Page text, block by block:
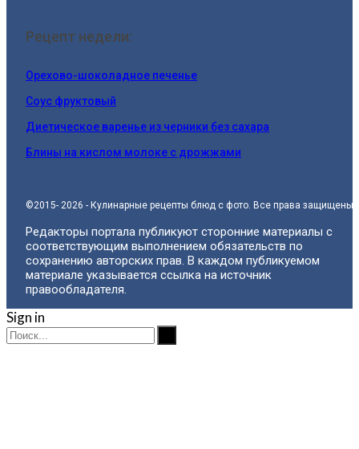
Рецепт недели:
Орехово-шоколадное печенье
Соус фруктовый
Диетическое варенье из черники без сахара
Блины на кислом молоке с дрожжами
©2015- 2026 - Кулинарные рецепты блюд с фото. Все права защищены.
Редакторы портала публикуют сторонние материалы с
соответствующим выполнением обязательств по
сохранению авторских прав. В каждом публикуемом
материале указывается ссылка на источник
правообладателя.
Sign in